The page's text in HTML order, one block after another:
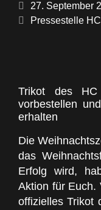
27. September
Pressestelle
Trikot des
vorbestellen
erhalten
Die
das
Erfolg wird,
Aktion für Euch.
offizielles Trikot